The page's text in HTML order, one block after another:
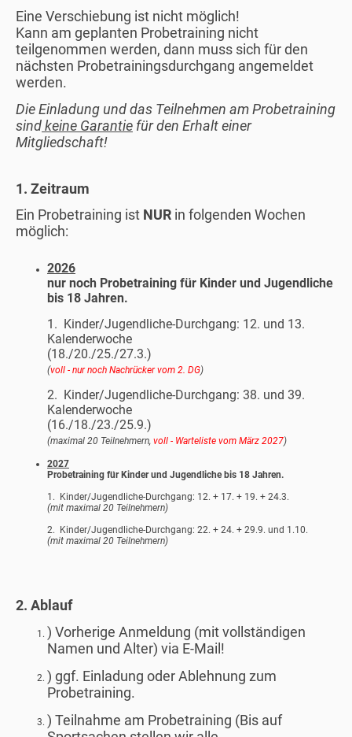
Eine Verschiebung ist nicht möglich!
Kann am geplanten Probetraining nicht
teilgenommen werden, dann muss sich für den
nächsten Probetrainingsdurchgang angemeldet
werden.
Die Einladung und das Teilnehmen am Probetraining
sindkeine Garantie für den Erhalt einer
Mitgliedschaft!
1. Zeitraum
Ein Probetraining ist NUR in folgenden Wochen
möglich:
2026
nur noch Probetraining für Kinder und Jugendliche
bis 18 Jahren.
1. Kinder/Jugendliche-Durchgang: 12. und 13.
Kalenderwoche
(18./20./25./27.3.)
(voll - nur noch Nachrücker vom 2. DG)
2. Kinder/Jugendliche-Durchgang: 38. und 39.
Kalenderwoche
(16./18./23./25.9.)
(maximal 20 Teilnehmern, voll - Warteliste vom März 2027)
2027
Probetraining für Kinder und Jugendliche bis 18 Jahren.
1. Kinder/Jugendliche-Durchgang: 12. + 17. + 19. + 24.3.
(mit maximal 20 Teilnehmern)
2. Kinder/Jugendliche-Durchgang: 22. + 24. + 29.9. und 1.10.
(mit maximal 20 Teilnehmern)
2. Ablauf
) Vorherige Anmeldung (mit vollständigen
Namen und Alter) via E-Mail!
) ggf. Einladung oder Ablehnung zum
Probetraining.
) Teilnahme am Probetraining (Bis auf